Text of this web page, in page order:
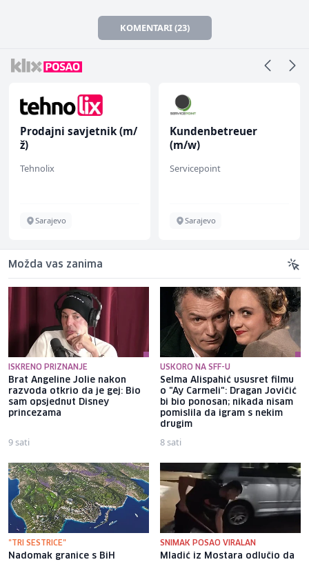
KOMENTARI (23)
Prodajni savjetnik (m/
ž)
Tehnolix
Sarajevo
Kundenbetreuer
(m/w)
Servicepoint
Sarajevo
Možda vas zanima
ISKRENO PRIZNANJE
Brat Angeline Jolie nakon
razvoda otkrio da je gej: Bio
sam opsjednut Disney
princezama
9 sati
USKORO NA SFF-U
Selma Alispahić ususret filmu
o "Ay Carmeli": Dragan Jovičić
bi bio ponosan; nikada nisam
pomislila da igram s nekim
drugim
8 sati
"TRI SESTRICE"
Nadomak granice s BiH
SNIMAK POSAO VIRALAN
Mladić iz Mostara odlučio da